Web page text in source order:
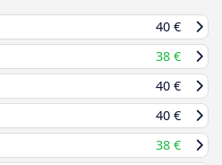
40 €
38 €
40 €
40 €
38 €